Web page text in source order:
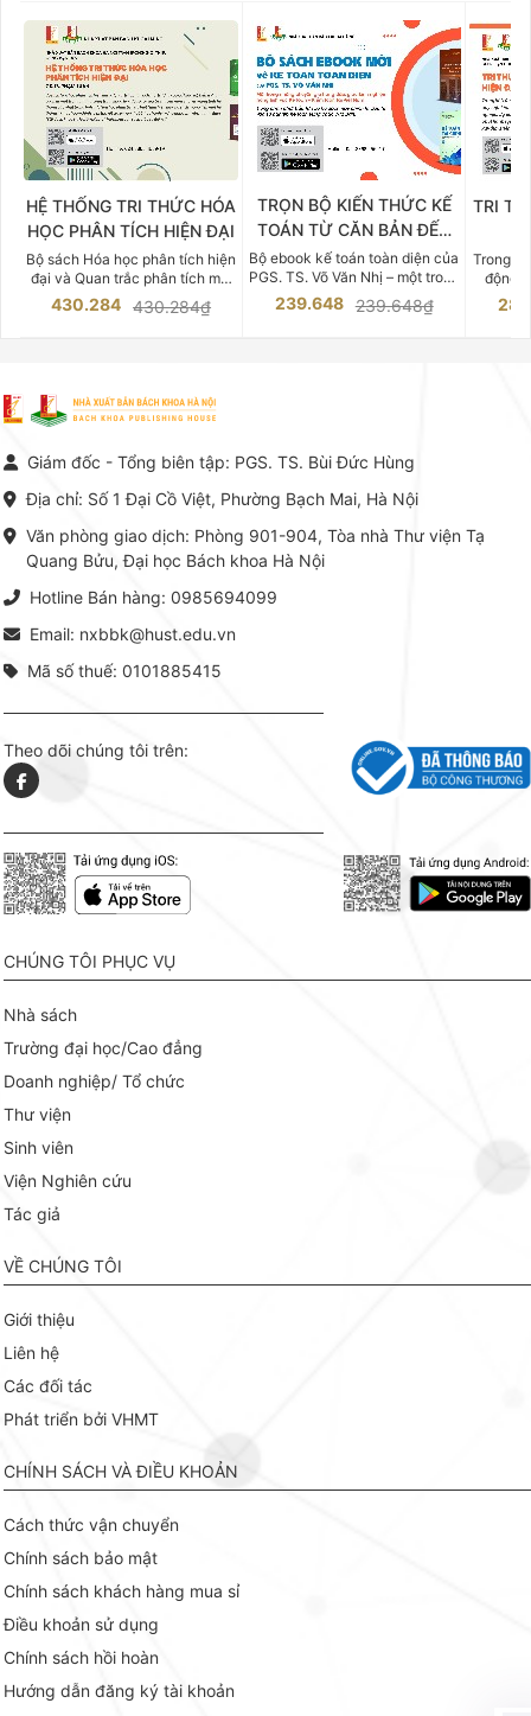
HỆ THỐNG TRI THỨC HÓA
HỌC PHÂN TÍCH HIỆN ĐẠI
Bộ sách Hóa học phân tích hiện
đại và Quan trắc phân tích môi
trường của Cố Giáo sư, Tiến sĩ
Phạm Luận là một trong những
vực Hóa học phân tích tại Việt
Nam hiện nay. Bộ sách mang
đến một hệ thống tri thức hoàn
thuật thực hành -> Ứng dụng
khoa Hà Nội ấn hành cả hai
430.284 430.284₫
TRỌN BỘ KIẾN THỨC KẾ
TOÁN TỪ CĂN BẢN ĐẾN
CHUYÊN SÂU
Bộ ebook kế toán toàn diện của
PGS. TS. Võ Văn Nhị – một trong
những chuyên gia hàng đầu,
giàu kinh nghiệm trong lĩnh vực
239.648 239.648₫
TRI
Trong
động
việc
tế và
lý. Các
Giám đốc - Tổng biên tập: PGS. TS. Bùi Đức Hùng
Địa chỉ: Số 1 Đại Cồ Việt, Phường Bạch Mai, Hà Nội
Văn phòng giao dịch: Phòng 901-904, Tòa nhà Thư viện Tạ
Quang Bửu, Đại học Bách khoa Hà Nội
Hotline Bán hàng: 0985694099
Email: nxbbk@hust.edu.vn
Mã số thuế: 0101885415
Theo dõi chúng tôi trên:
CHÚNG TÔI PHỤC VỤ
Nhà sách
Trường đại học/Cao đẳng
Doanh nghiệp/ Tổ chức
Thư viện
Sinh viên
Viện Nghiên cứu
Tác giả
VỀ CHÚNG TÔI
Giới thiệu
Liên hệ
Các đối tác
Phát triển bởi VHMT
CHÍNH SÁCH VÀ ĐIỀU KHOẢN
Cách thức vận chuyển
Chính sách bảo mật
Chính sách khách hàng mua sỉ
Điều khoản sử dụng
Chính sách hồi hoàn
Hướng dẫn đăng ký tài khoản